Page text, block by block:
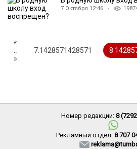
7 Октября 12:46 ·
«
..
7.1428571428571
»
Номер редакции: 8
Рекламный отдел: 8 707